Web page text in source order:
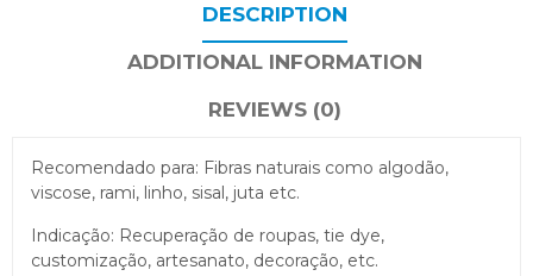
DESCRIPTION
ADDITIONAL INFORMATION
REVIEWS (0)
Recomendado para: Fibras naturais como algodão,
viscose, rami, linho, sisal, juta etc.
Indicação: Recuperação de roupas, tie dye,
customização, artesanato, decoração, etc.